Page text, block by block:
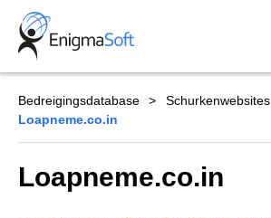
Skip
content
Bedreigingsdatabase
Schurkenwebsites
Loapneme.co.in
Loapneme.co.in